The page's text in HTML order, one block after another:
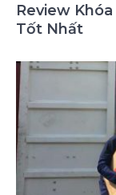
Review
Tốt Nhất